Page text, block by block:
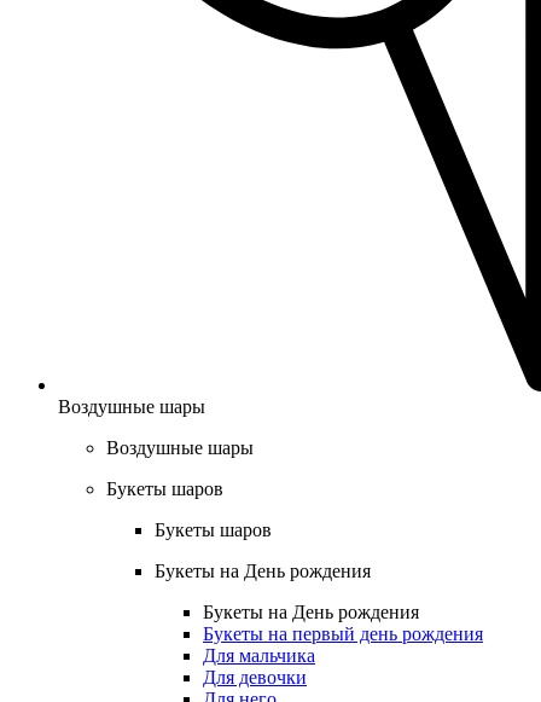
Воздушные шары
Воздушные шары
Букеты шаров
Букеты шаров
Букеты на День рождения
Букеты на День рождения
Букеты на первый день рождения
Для мальчика
Для девочки